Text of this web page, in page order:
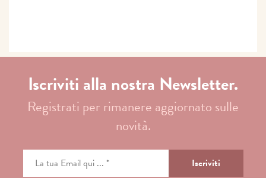
Iscriviti alla nostra Newsletter.
Registrati per rimanere aggiornato sulle
novità.